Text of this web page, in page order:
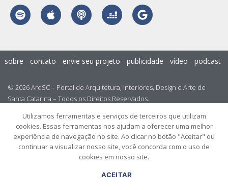
© 2026 ArqSC – Portal de Arquitetura, Interiores, Design e Arte de
Santa Catarina – Todos os Direitos Reservados.
sobre contato envie seu projeto publicidade vídeo podcast
Utilizamos ferramentas e serviços de terceiros que utilizam
cookies. Essas ferramentas nos ajudam a oferecer uma melhor
experiência de navegação no site. Ao clicar no botão "Aceitar" ou
continuar a visualizar nosso site, você concorda com o uso de
cookies em nosso site.
ACEITAR